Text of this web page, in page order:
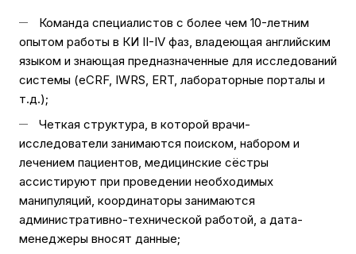
Команда специалистов с более чем 10-летним
опытом работы в КИ II-IV фаз, владеющая английским
языком и знающая предназначенные для исследований
системы (eCRF, IWRS, ERT, лабораторные порталы и
т.д.);
Четкая структура, в которой врачи-
исследователи занимаются поиском, набором и
лечением пациентов, медицинские сёстры
ассистируют при проведении необходимых
манипуляций, координаторы занимаются
административно-технической работой, а дата-
менеджеры вносят данные;